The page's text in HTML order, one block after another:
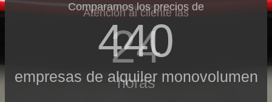
Comparamos los precios de
440
empresas de alquiler monovolumen
Atención al cliente las
24
horas